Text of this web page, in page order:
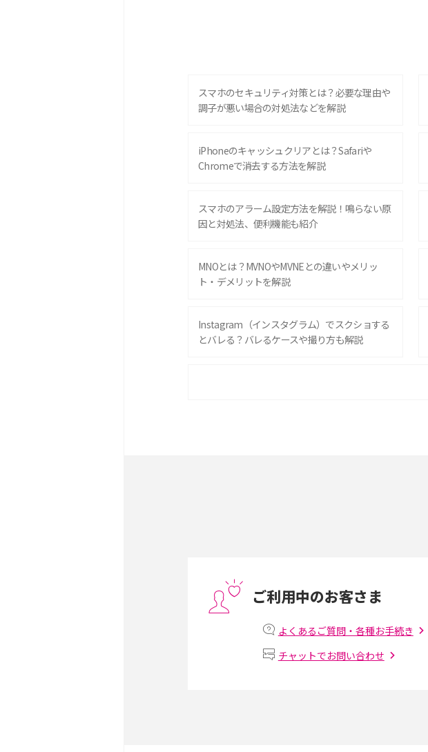
スマホのセキュリティ対策とは？必要な理由や
調子が悪い場合の対処法などを解説
iPhoneのキャッシュクリアとは？Safariや
Chromeで消去する方法を解説
スマホのアラーム設定方法を解説！鳴らない原
因と対処法、便利機能も紹介
MNOとは？MVNOやMVNEとの違いやメリッ
ト・デメリットを解説
Instagram（インスタグラム）でスクショする
とバレる？バレるケースや撮り方も解説
非通知設定とは？184で電話をかける方法や
iPhone・Androidの設定を解説
ご利用中のお客さま
よくあるご質問・各種お手続き
チャットでお問い合わせ